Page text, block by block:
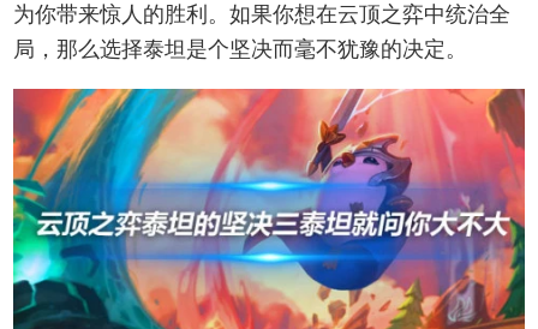
为你带来惊人的胜利。如果你想在云顶之弈中统治全
局，那么选择泰坦是个坚决而毫不犹豫的决定。